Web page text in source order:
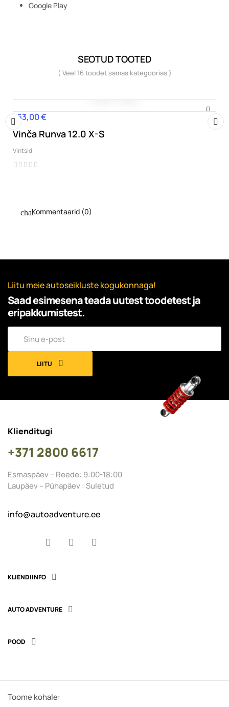
Google Play
SEOTUD TOOTED
( Veel 16 toodet samas kategoorias )
Hind
763,00 €
Vinča Runva 12.0 X-S
Vintsid
‹
Kommentaarid (0)
Liitu meie autoseikluste kogukonnaga!
Saad esimesena teada uutest toodetest ja
eripakkumistest.
LIITU
Klienditugi
+371 2800 6617
Esmaspäev – Reede: 9:00-18:00
Laupäev – Pühapäev : Suletud
info@autoadventure.ee
KLIENDIINFO 
AUTO ADVENTURE 
POOD 
FacebookYouTube
Toome kohale: